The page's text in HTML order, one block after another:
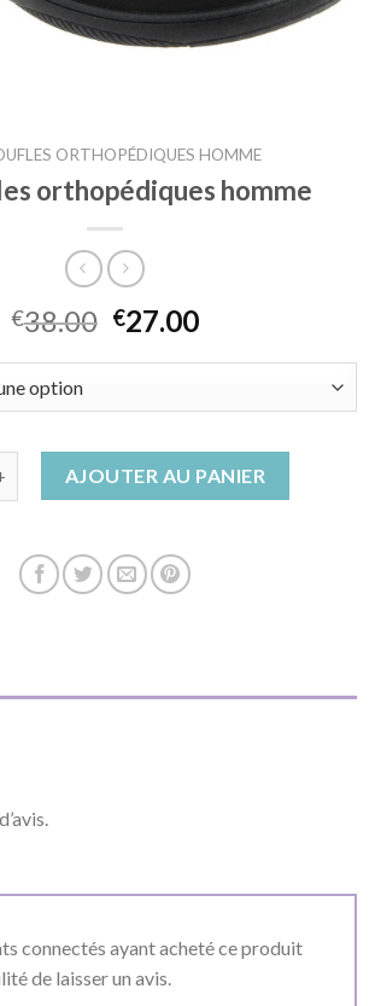
ORTHOPÉDIQUES HOMME
orthopédiques homme
€38.00 €27.00
pantoufles orthopédiques homme
AJOUTER AU PANIER
connectés ayant acheté ce produit
de laisser un avis.